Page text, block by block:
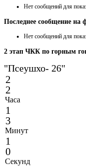
Нет сообщений для
Последнее сообщение на
Нет сообщений для
2 этап ЧКК по горным
"Псеушхо- 26"
2
2
Часа
1
3
Минут
1
0
Секунд